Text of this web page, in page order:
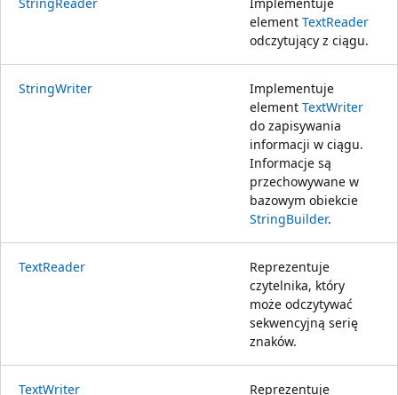
element TextReader
odczytujący z ciągu.
StringWriter
Implementuje
element TextWriter
do zapisywania
informacji w ciągu.
Informacje są
przechowywane w
bazowym obiekcie
StringBuilder.
TextReader
Reprezentuje
czytelnika, który
może odczytywać
sekwencyjną serię
znaków.
TextWriter
Reprezentuje